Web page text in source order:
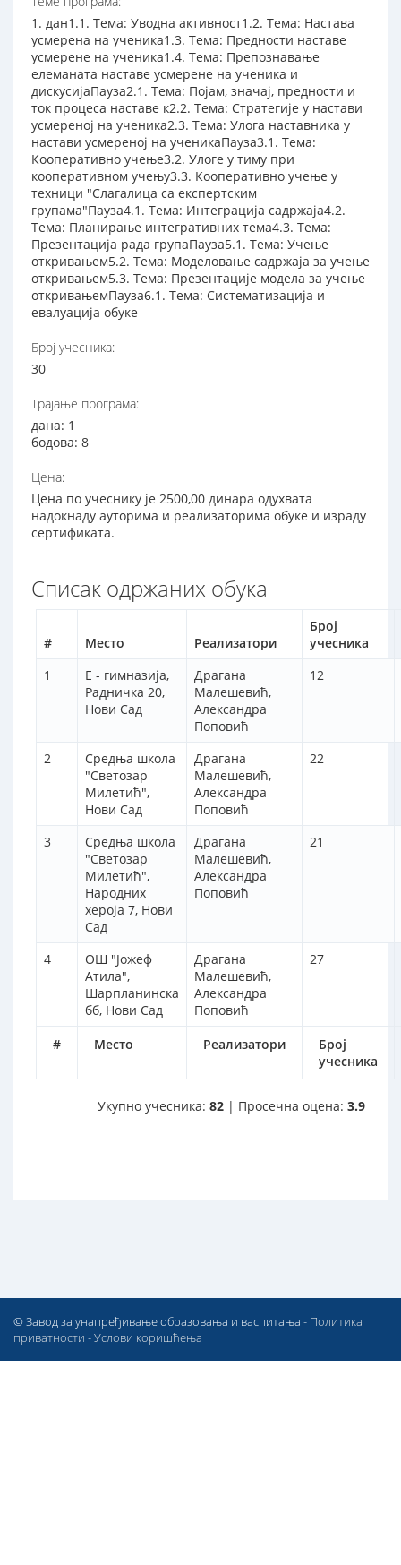
1. дан1.1. Тема: Уводна активност1.2. Тема: Настава
усмерена на ученика1.3. Тема: Предности наставе
усмерене на ученика1.4. Тема: Препознавање
елеманата наставе усмерене на ученика и
дискусијаПауза2.1. Тема: Појам, значај, предности и
ток процеса наставе к2.2. Тема: Стратегије у настави
усмереној на ученика2.3. Тема: Улога наставника у
настави усмереној на ученикаПауза3.1. Тема:
Кооперативно учење3.2. Улоге у тиму при
кооперативном учењу3.3. Кооперативно учење у
техници "Слагалица са експертским
групама"Пауза4.1. Тема: Интеграција садржаја4.2.
Тема: Планирање интегративних тема4.3. Тема:
Презентација рада групаПауза5.1. Тема: Учење
откривањем5.2. Тема: Моделовање садржаја за учење
откривањем5.3. Тема: Презентације модела за учење
откривањемПауза6.1. Тема: Систематизација и
евалуација обуке
Број учесника:
30
Трајање програма:
дана: 1
бодова: 8
Цена:
Цена по учеснику је 2500,00 динара одухвата
надокнаду ауторима и реализаторима обуке и израду
сертификата.
Списак одржаних обука
# Место Реализатори
Број
учесника
# Место Реализатори
Број
учесника
1
Е - гимназија,
Радничка 20,
Нови Сад
Драгана
Малешевић,
Александра
Поповић
12
2
Средња школа
"Светозар
Милетић",
Нови Сад
Драгана
Малешевић,
Александра
Поповић
22
3
Средња школа
"Светозар
Милетић",
Народних
хероја 7, Нови
Сад
Драгана
Малешевић,
Александра
Поповић
21
4
ОШ "Јожеф
Атила",
Шарпланинска
бб, Нови Сад
Драгана
Малешевић,
Александра
Поповић
27
Укупно учесника: 82 | Просечна оцена: 3.9
© Завод за унапређивање образовања и васпитања - Политика
приватности -Услови коришћења